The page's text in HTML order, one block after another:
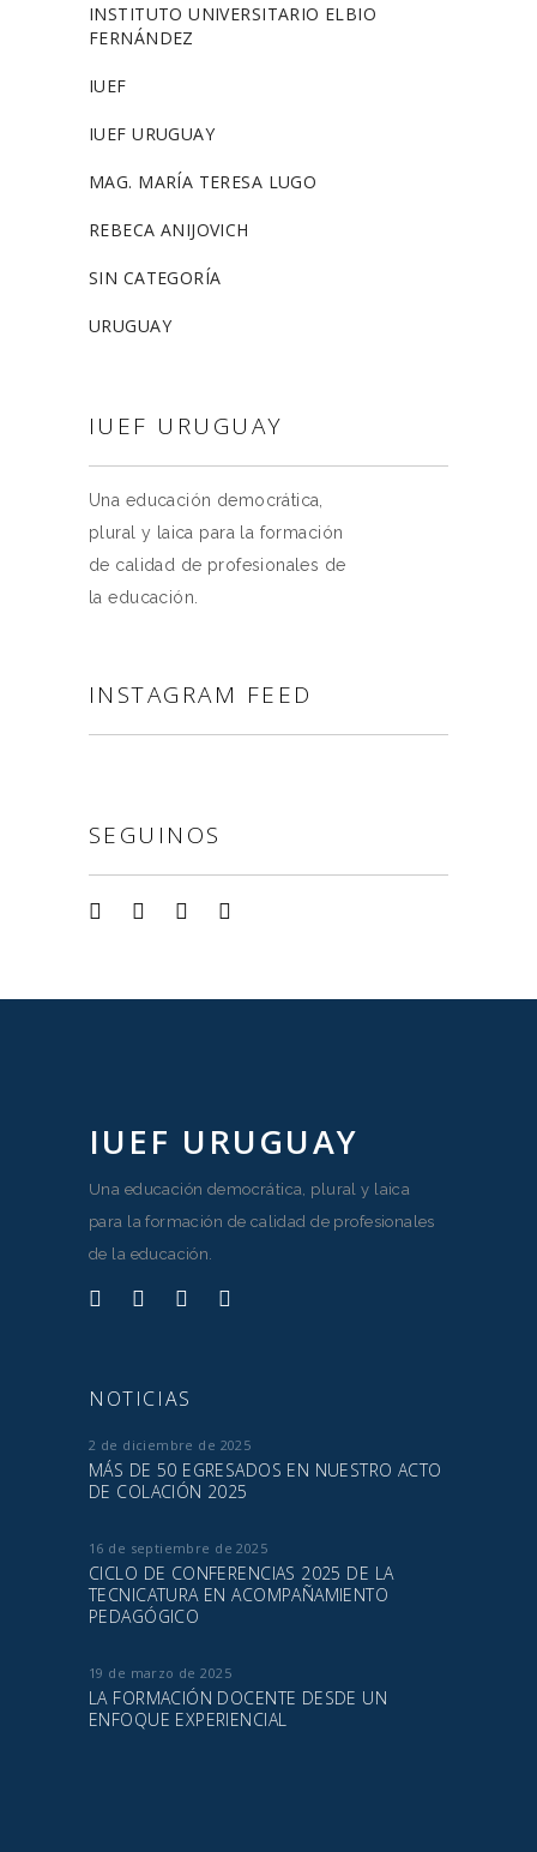
INSTITUTO UNIVERSITARIO ELBIO
FERNÁNDEZ
IUEF
IUEF URUGUAY
MAG. MARÍA TERESA LUGO
REBECA ANIJOVICH
SIN CATEGORÍA
URUGUAY
IUEF URUGUAY
Una educación democrática,
plural y laica para la formación
de calidad de profesionales de
la educación.
INSTAGRAM FEED
SEGUINOS
IUEF URUGUAY
Una educación democrática, plural y laica
para la formación de calidad de profesionales
de la educación.
NOTICIAS
2 de diciembre de 2025
MÁS DE 50 EGRESADOS EN NUESTRO ACTO
DE COLACIÓN 2025
16 de septiembre de 2025
CICLO DE CONFERENCIAS 2025 DE LA
TECNICATURA EN ACOMPAÑAMIENTO
PEDAGÓGICO
19 de marzo de 2025
LA FORMACIÓN DOCENTE DESDE UN
ENFOQUE EXPERIENCIAL